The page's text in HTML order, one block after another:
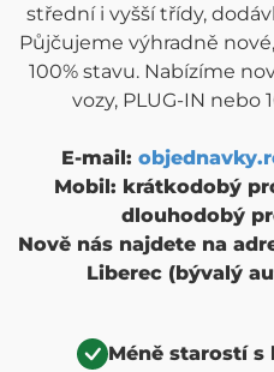
střední i vyšší třídy,
Půjčujeme výhradně
100% stavu. Nabízíme
vozy, PLUG-IN nebo
E-mail:
Mobil: krátkodobý
dlouhodobý
Nově nás najdete na
Liberec (bývalý
Méně starostí s